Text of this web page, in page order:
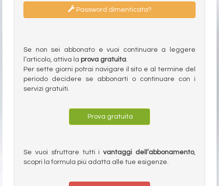
Password dimenticata?
Se non sei abbonato e vuoi continuare a leggere
l’articolo, attiva la prova gratuita.
Per sette giorni potrai navigare il sito e al termine del
periodo decidere se abbonarti o continuare con i
servizi gratuiti.
Prova gratuita
Se vuoi sfruttare tutti ivantaggi dell’abbonamento,
scopri la formula più adatta alle tue esigenze.